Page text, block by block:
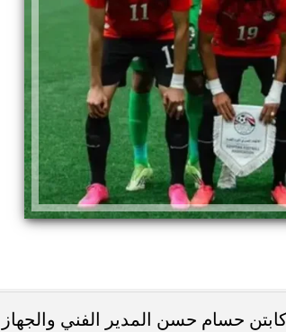
حسام حسن المدير الفني والجهاز